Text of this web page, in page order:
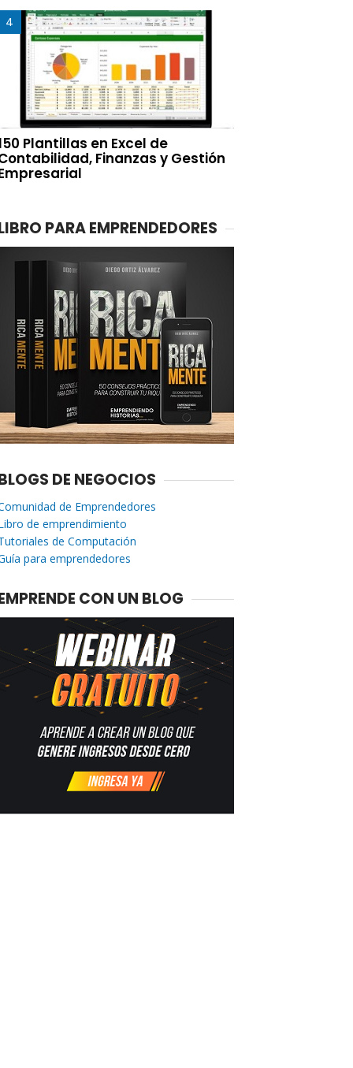
Plantillas en Excel de
Finanzas y Gestión
PARA EMPRENDEDORES
DE NEGOCIOS
de Emprendedores
de emprendimiento
de Computación
para emprendedores
CON UN BLOG